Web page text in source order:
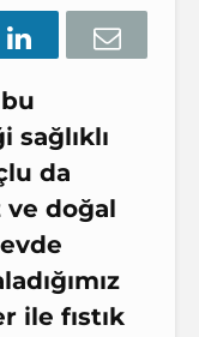
da
ve doğal
ile fıstık